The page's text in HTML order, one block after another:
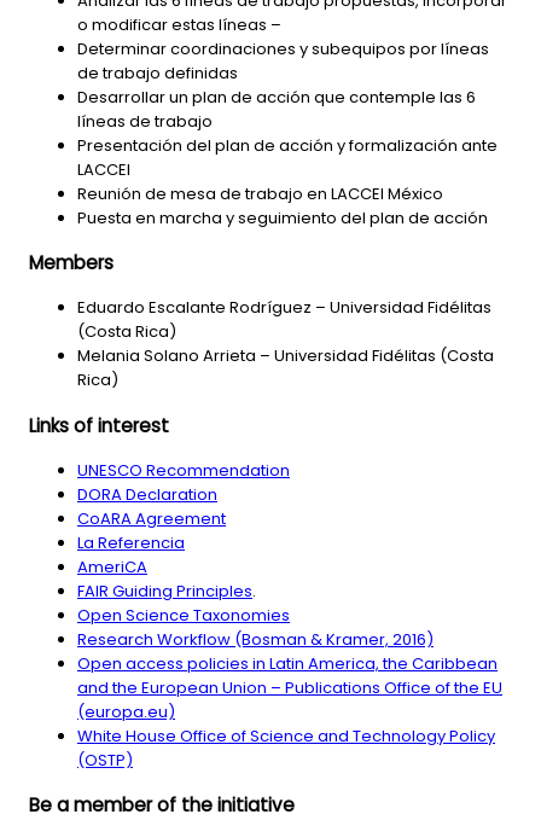
o modificar estas líneas –
Determinar coordinaciones y subequipos por líneas
de trabajo definidas
Desarrollar un plan de acción que contemple las 6
líneas de trabajo
Presentación del plan de acción y formalización ante
LACCEI
Reunión de mesa de trabajo en LACCEI México
Puesta en marcha y seguimiento del plan de acción
Members
Eduardo Escalante Rodríguez – Universidad Fidélitas
(Costa Rica)
Melania Solano Arrieta – Universidad Fidélitas (Costa
Rica)
Links of interest
UNESCO Recommendation
DORA Declaration
CoARA Agreement
La Referencia
AmeriCA
FAIR Guiding Principles.
Open Science Taxonomies
Research Workflow (Bosman & Kramer, 2016)
Open access policies in Latin America, the Caribbean
and the European Union – Publications Office of the EU
(europa.eu)
White House Office of Science and Technology Policy
(OSTP)
Be a member of the initiative